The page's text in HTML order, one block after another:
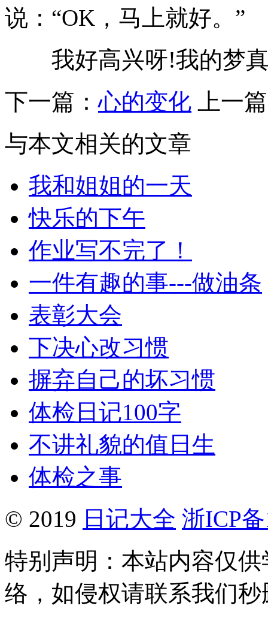
说：“OK，马上就好。”
我好高兴呀!我的梦真
下一篇：心的变化
上一
与本文相关的文章
我和姐姐的一天
快乐的下午
作业写不完了！
一件有趣的事---做油条
表彰大会
下决心改习惯
摒弃自己的坏习惯
体检日记100字
不讲礼貌的值日生
体检之事
© 2019 日记大全 浙ICP
特别声明：本站内容仅
络，如侵权请联系我们秒